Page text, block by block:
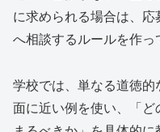
に求められる場合は、応
へ相談するルールを作っ
学校では、単なる道徳
面に近い例を使い、「ど